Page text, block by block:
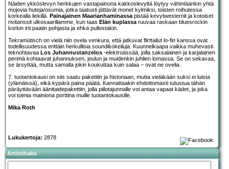
Näiden ykköslevyn herkkujen vastapainona kakkoslevyltä löytyy vähintäänkin yhtä
mojovia huteja/osumia, jotka taatusti jättävät monet kylmiksi, toisten roihutessa
korkealla liekillä. Painajainen Maarianhaminassapistää kevytwesternit ja kotoiset
rivitanssit ulkosaarillamme, kun taas Elän kuplassaruuvaa raskaan bluesrockin
korkin irti paatin pohjasta ja ehkä pullostakin.
Tekramütisch on vielä niin ovela venkura, että jatkuvat flirttailut lo-fin kanssa ovat
todellisuudessa erittäin herkullisia soundikokeiluja. Kuunnelkaapa vaikka muhevasti
teknohtavaa Los Juhannustanzelos -elektroässää, jolla saksalainen ja karjalainen
perimä kohtaavat juhannuksen, joulun ja muidenkin juhlien lomassa. Se on sekavaa,
se ärsyttää, mutta samalla jokin koukuttaa kuin salaa – ovat ne ovelia.
7. tuotantokausi on siis saatu pakettiin ja historiaan, mutta vieläkään suksi ei luista
(ylämäissä), eikä kypärä paina päätä. Kannattaakin ehdottomasti tutustua tähän
päräyttävään äänitaidepakettiin, jolla piilotajunnalle voi antaa vapaat kädet, ja joka
voi toimia mainiona porttina muille tuotantokausille.
Mika Roth
Lukukertoja: 2878
Artistihaku